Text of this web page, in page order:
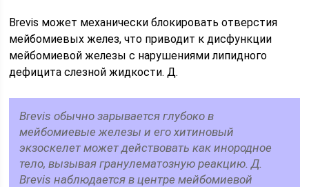
Brevis может механически блокировать отверстия
мейбомиевых желез, что приводит к дисфункции
мейбомиевой железы с нарушениями липидного
дефицита слезной жидкости. Д.
Brevis обычно зарывается глубоко в
мейбомиевые железы и его хитиновый
экзоскелет может действовать как инородное
тело, вызывая гранулематозную реакцию. Д.
Brevis наблюдается в центре мейбомиевой